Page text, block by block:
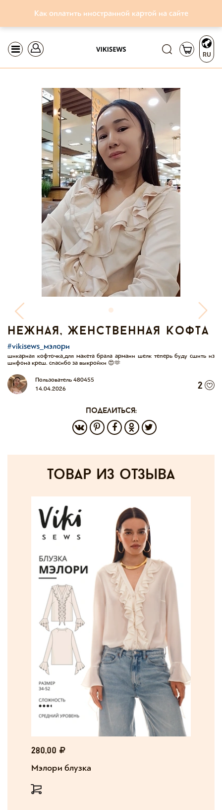
Как оплатить иностранной картой на сайте
RU
нежная, женственная кофта
#vikisews_мэлори
шикарная кофточка,для макета брала армани шелк теперь буду сшить из
шифона креш. спасибо за выкройки 😍🫶
Пользователь 480455
14.04.2026
2
поделиться:
товар из отзыва
280,00
Мэлори блузка